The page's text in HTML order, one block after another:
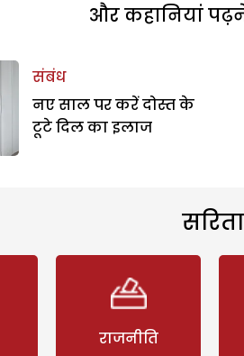
और कहानियां
संबंध
नए साल पर करें दोस्त के
टूटे दिल का इलाज
राजनीति